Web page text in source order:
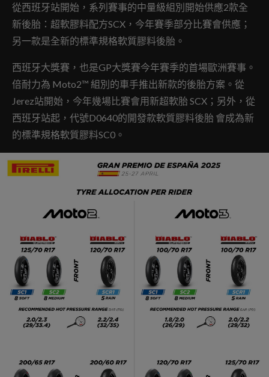
從西班牙站開始，系列賽事的中量級組別開始供應2款全
新後胎：超軟膠料配方SCX，今年賽季部分比賽會供應；
另一款是全新的標準規格軟質膠料後胎。
西班牙大獎賽，也是GP大獎賽今年賽季的首場歐洲賽事。
倍耐力為 Moto2™ 組別的車手推出新款的後胎方案。從
Jerez站開始，今年幾場比賽會用新超軟胎 SCX；另外，從
西班牙站起，代號D0640的開發款軟質膠料後胎 會成為新
的標準規格軟質膠料SC0。